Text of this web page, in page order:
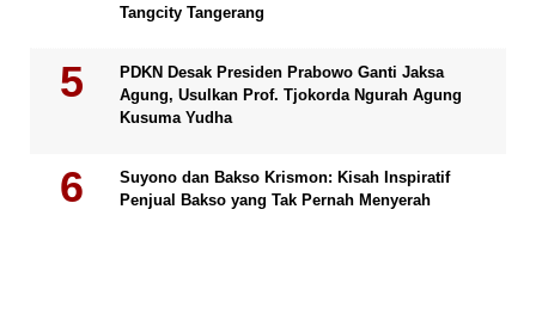
Tangcity Tangerang
PDKN Desak Presiden Prabowo Ganti Jaksa
Agung, Usulkan Prof. Tjokorda Ngurah Agung
Kusuma Yudha
Suyono dan Bakso Krismon: Kisah Inspiratif
Penjual Bakso yang Tak Pernah Menyerah